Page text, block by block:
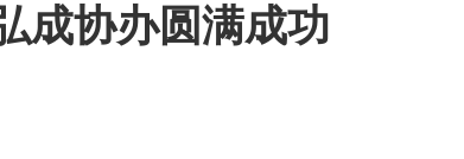
成协办圆满成功